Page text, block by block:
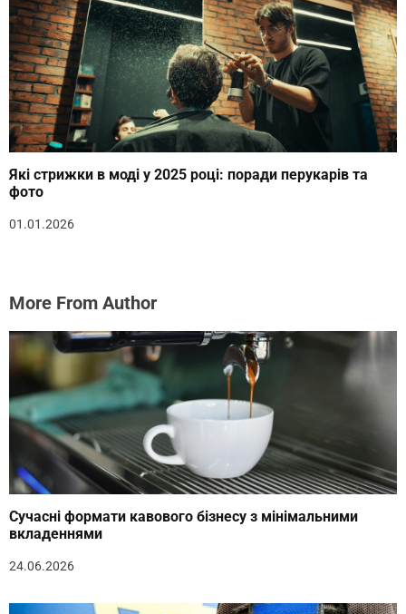
Які стрижки в моді у 2025 році: поради перукарів та
фото
01.01.2026
More From Author
Сучасні формати кавового бізнесу з мінімальними
вкладеннями
24.06.2026